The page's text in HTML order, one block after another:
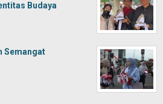
Budaya
Semangat